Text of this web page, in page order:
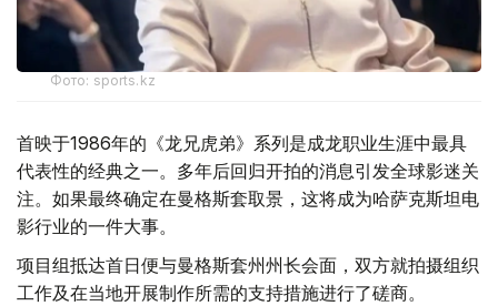
Фото: sports.kz
首映于1986年的《龙兄虎弟》系列是成龙职业生涯中最具
代表性的经典之一。多年后回归开拍的消息引发全球影迷关
注。如果最终确定在曼格斯套取景，这将成为哈萨克斯坦电
影行业的一件大事。
项目组抵达首日便与曼格斯套州州长会面，双方就拍摄组织
工作及在当地开展制作所需的支持措施进行了磋商。